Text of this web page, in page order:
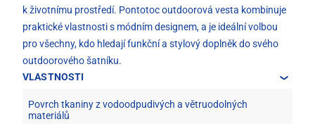
k životnímu prostředí. Pontotoc outdoorová vesta kombinuje
praktické vlastnosti s módním designem, a je ideální volbou
pro všechny, kdo hledají funkční a stylový doplněk do svého
outdoorového šatníku.
VLASTNOSTI
Povrch tkaniny z vodoodpudivých a větruodolných
materiálů